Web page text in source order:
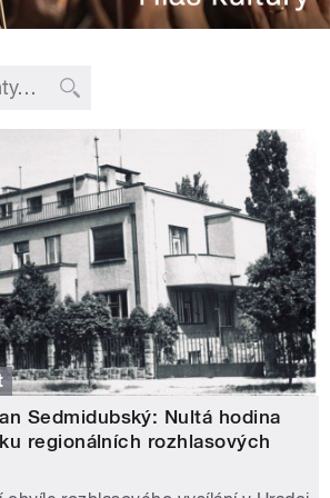
Sedmidubský: Nultá hodina
regionálních rozhlasových